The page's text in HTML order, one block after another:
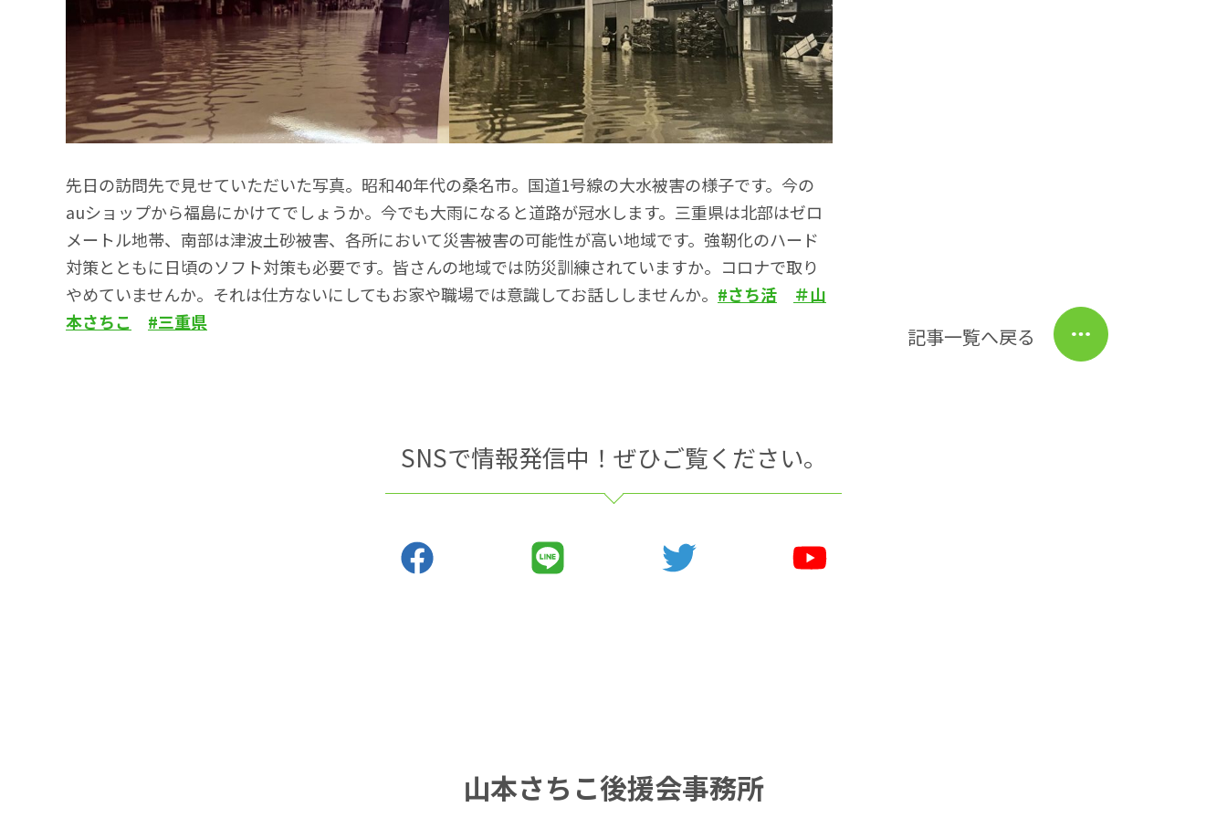
先日の訪問先で見せていただいた写真。昭和40年代の桑名市。国道1号線の大水被害の様子です。今の
auショップから福島にかけてでしょうか。今でも大雨になると道路が冠水します。三重県は北部はゼロ
メートル地帯、南部は津波土砂被害、各所において災害被害の可能性が高い地域です。強靭化のハード
対策とともに日頃のソフト対策も必要です。皆さんの地域では防災訓練されていますか。コロナで取り
やめていませんか。それは仕方ないにしてもお家や職場では意識してお話ししませんか。 #さち活
＃山
本さちこ
#三重県
記事一覧へ戻る
SNSで情報発信中！ぜひご覧ください。
山本さちこ後援会事務所